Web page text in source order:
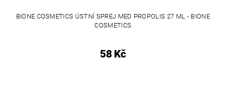
BIONE COSMETICS ÚSTNÍ SPREJ MED PROPOLIS 27 ML - BIONE
COSMETICS
58 Kč